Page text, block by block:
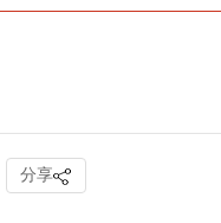
分享